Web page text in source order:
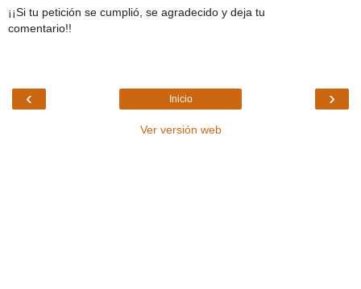
¡¡Si tu petición se cumplió, se agradecido y deja tu
comentario!!
‹ ›
Inicio
Ver versión web